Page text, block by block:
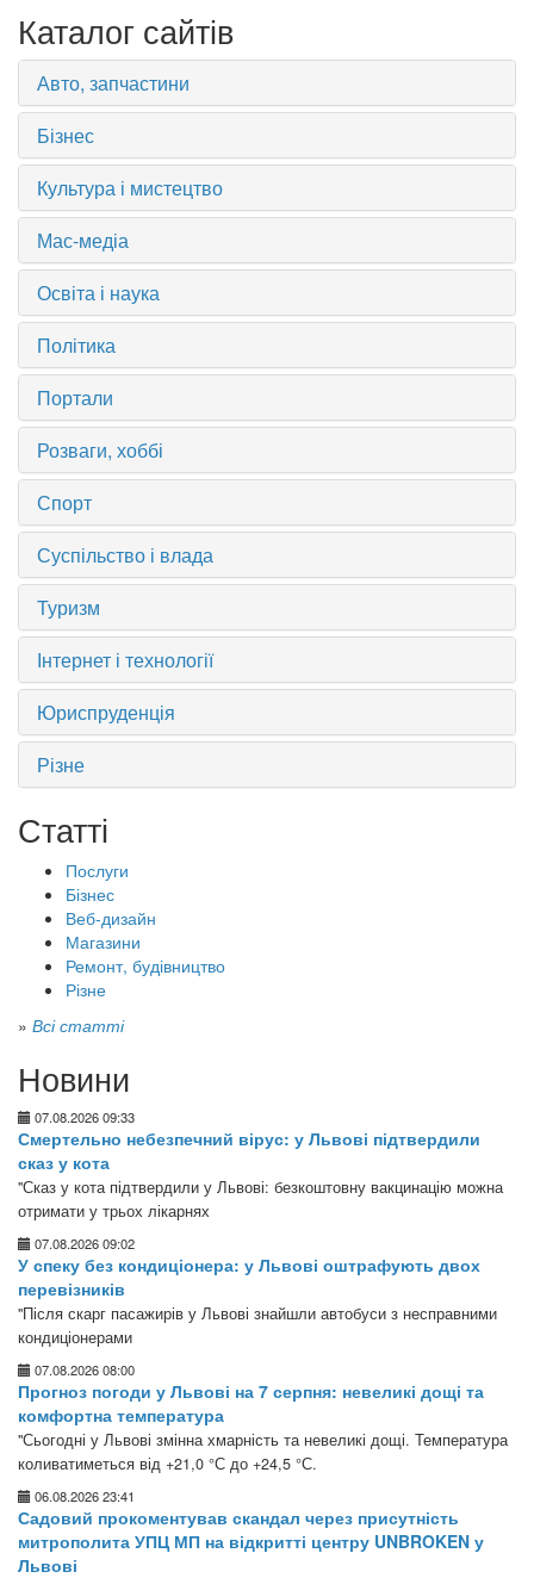
Каталог сайтів
Авто, запчастини
Бізнес
Культура і мистецтво
Мас-медіа
Освіта і наука
Політика
Портали
Розваги, хоббі
Спорт
Суспільство і влада
Туризм
Інтернет і технології
Юриспруденція
Різне
Статті
Послуги
Бізнес
Веб-дизайн
Магазини
Ремонт, будівництво
Різне
» Всі статті
Новини
07.08.2026 09:33
Смертельно небезпечний вірус: у Львові підтвердили
сказ у кота
"Сказ у кота підтвердили у Львові: безкоштовну вакцинацію можна
отримати у трьох лікарнях
07.08.2026 09:02
У спеку без кондиціонера: у Львові оштрафують двох
перевізників
"Після скарг пасажирів у Львові знайшли автобуси з несправними
кондиціонерами
07.08.2026 08:00
Прогноз погоди у Львові на 7 серпня: невеликі дощі та
комфортна температура
"Сьогодні у Львові змінна хмарність та невеликі дощі. Температура
коливатиметься від +21,0 °С до +24,5 °С.
06.08.2026 23:41
Садовий прокоментував скандал через присутність
митрополита УПЦ МП на відкритті центру UNBROKEN у
Львові